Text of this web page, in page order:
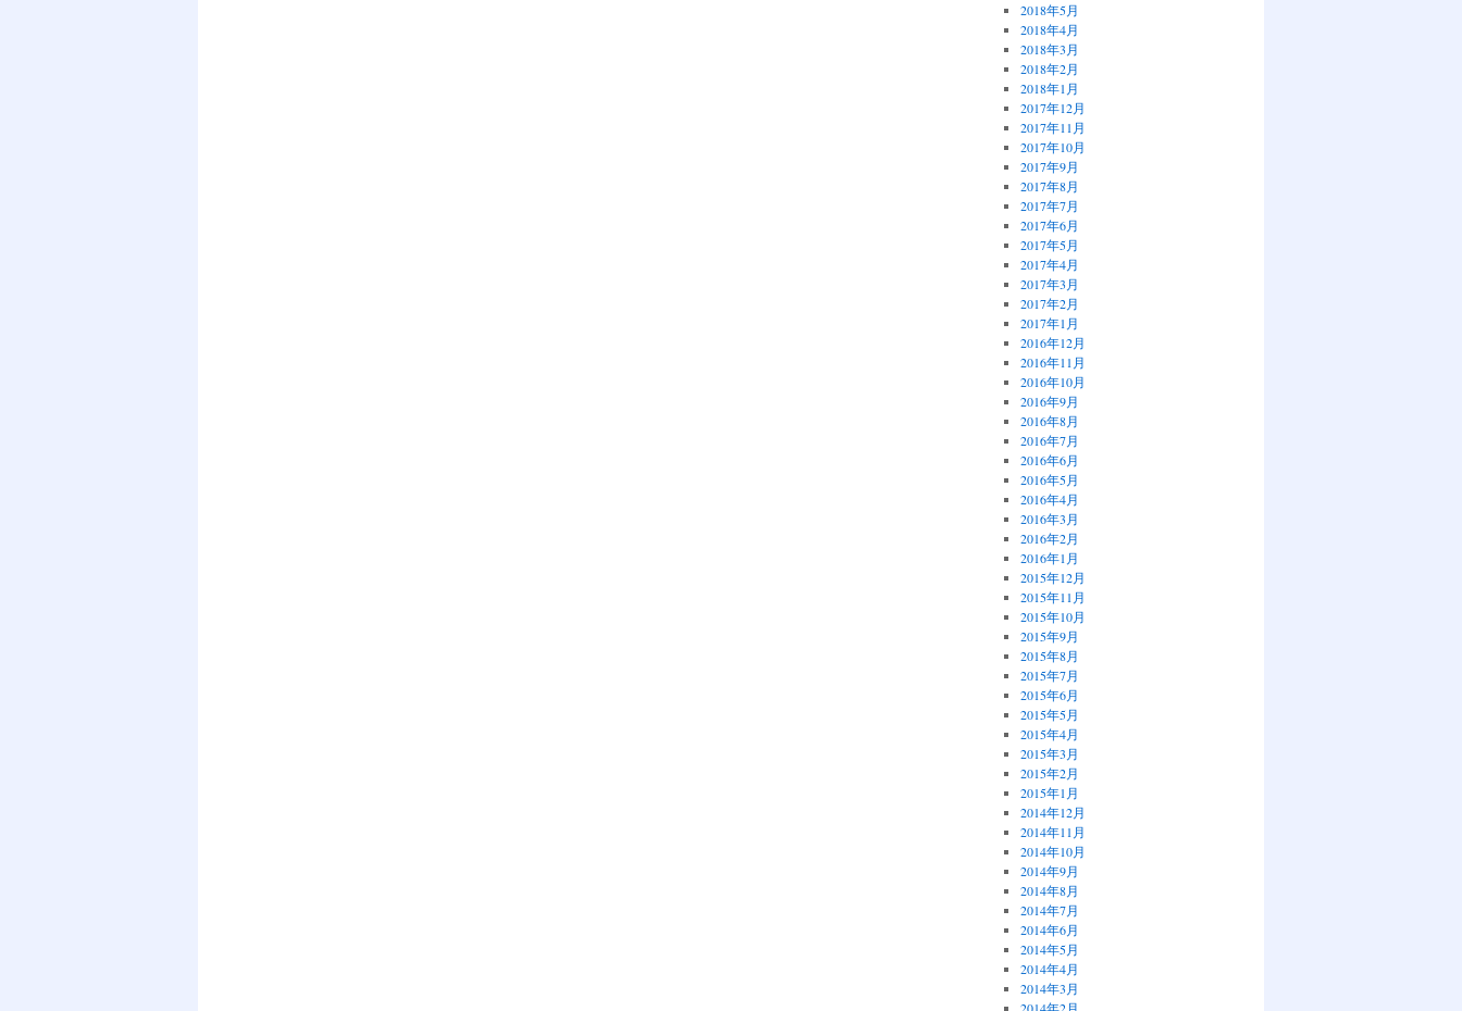
2018年5月
2018年4月
2018年3月
2018年2月
2018年1月
2017年12月
2017年11月
2017年10月
2017年9月
2017年8月
2017年7月
2017年6月
2017年5月
2017年4月
2017年3月
2017年2月
2017年1月
2016年12月
2016年11月
2016年10月
2016年9月
2016年8月
2016年7月
2016年6月
2016年5月
2016年4月
2016年3月
2016年2月
2016年1月
2015年12月
2015年11月
2015年10月
2015年9月
2015年8月
2015年7月
2015年6月
2015年5月
2015年4月
2015年3月
2015年2月
2015年1月
2014年12月
2014年11月
2014年10月
2014年9月
2014年8月
2014年7月
2014年6月
2014年5月
2014年4月
2014年3月